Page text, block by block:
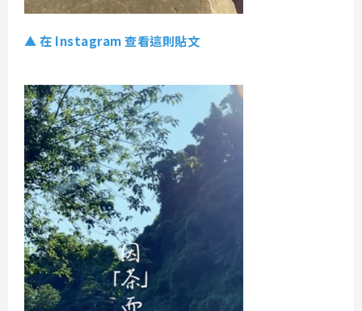
▲ 在 Instagram 查看這則貼文